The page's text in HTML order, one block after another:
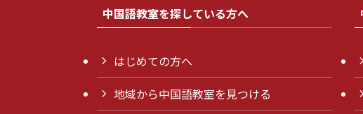
中国語教室を探している方へ
はじめての方へ
地域から中国語教室を見つける